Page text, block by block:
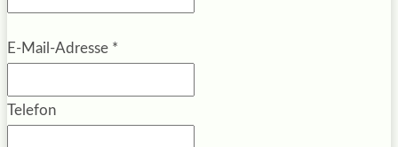
E-Mail-Adresse *
Telefon